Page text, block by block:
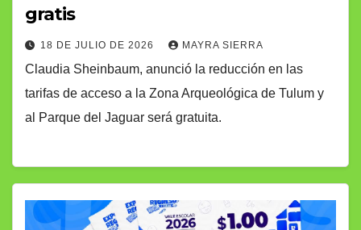
gratis
18 DE JULIO DE 2026 MAYRA SIERRA
Claudia Sheinbaum, anunció la reducción en las
tarifas de acceso a la Zona Arqueológica de Tulum y
al Parque del Jaguar será gratuita.